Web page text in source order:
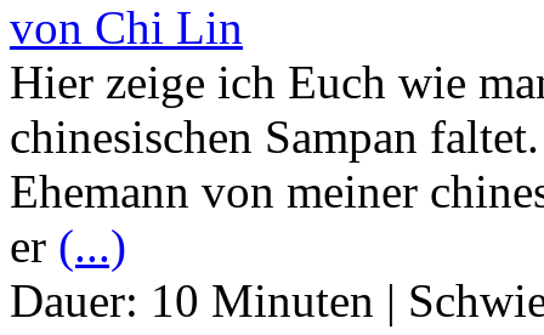
von Chi Lin
Hier zeige ich Euch wie
chinesischen Sampan
Ehemann von meiner
er (...)
Dauer: 10 Minuten |